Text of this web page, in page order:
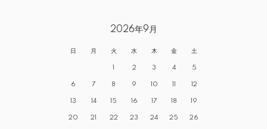
2026年9月
日 月 火 水 木 金 土
1 2 3 4 5
6 7 8 9 10 11 12
13 14 15 16 17 18 19
20 21 22 23 24 25 26